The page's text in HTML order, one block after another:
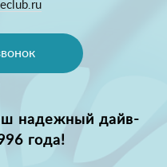
надежный дайв-
года!